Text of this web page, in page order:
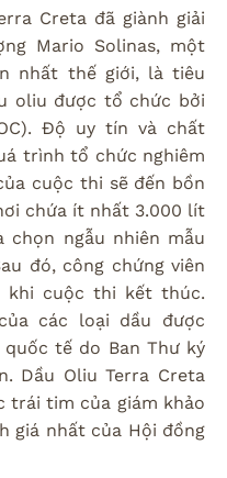
Creta đã giành giải
Mario Solinas, một
nhất thế giới, là tiêu
oliu được tổ chức bởi
Độ uy tín và chất
trình tổ chức nghiêm
cuộc thi sẽ đến bồn
chứa ít nhất 3.000 lít
ngẫu nhiên mẫu
đó, công chứng viên
khi cuộc thi kết thúc.
các loại dầu được
tế do Ban Thư ký
Dầu Oliu Terra Creta
trái tim của giám khảo
giá nhất của Hội đồng